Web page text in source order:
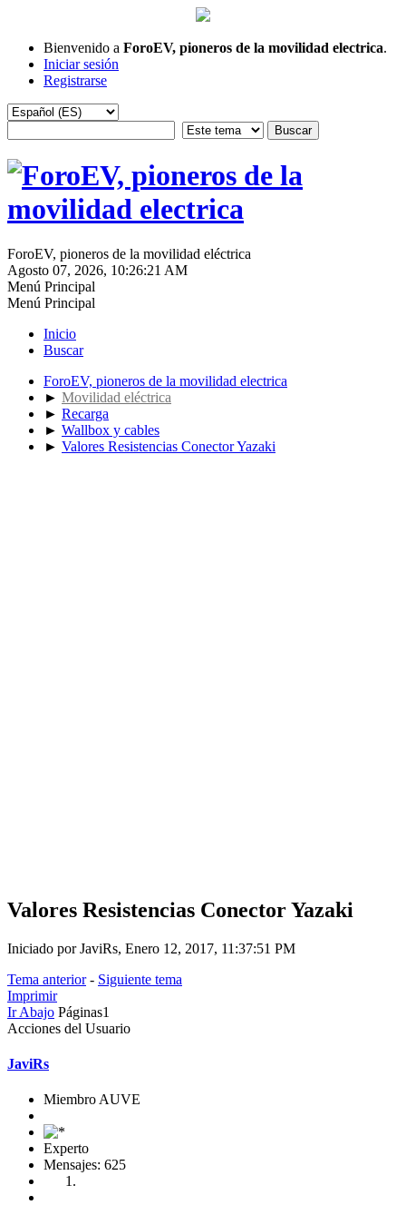
Bienvenido a ForoEV, pioneros de la movilidad electrica.
Iniciar sesión
Registrarse
ForoEV, pioneros de la movilidad eléctrica
Agosto 07, 2026, 10:26:21 AM
Menú Principal
Menú Principal
Inicio
Buscar
ForoEV, pioneros de la movilidad electrica
► Movilidad eléctrica
► Recarga
► Wallbox y cables
► Valores Resistencias Conector Yazaki
Valores Resistencias Conector Yazaki
Iniciado por JaviRs, Enero 12, 2017, 11:37:51 PM
Tema anterior- Siguiente tema
Imprimir
Ir Abajo Páginas1
Acciones del Usuario
JaviRs
Miembro AUVE
Experto
Mensajes: 625